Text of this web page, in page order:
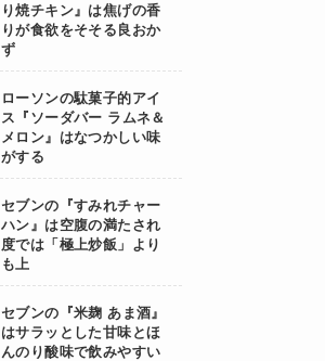
り焼チキン』は焦げの香
りが食欲をそそる良おか
ず
ローソンの駄菓子的アイ
ス『ソーダバー ラムネ＆
メロン』はなつかしい味
がする
セブンの『すみれチャー
ハン』は空腹の満たされ
度では「極上炒飯」より
も上
セブンの『米麹 あま酒』
はサラッとした甘味とほ
んのり酸味で飲みやすい